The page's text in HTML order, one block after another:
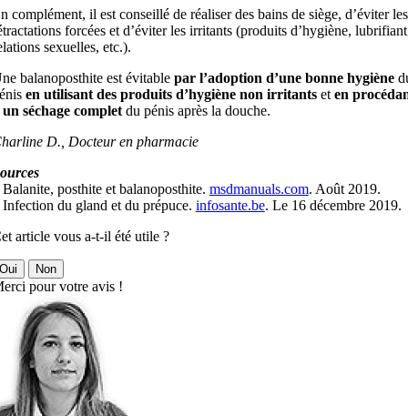
complément, il est conseillé de réaliser des bains de siège, d’éviter les
forcées et d’éviter les irritants (produits d’hygiène,
sexuelles, etc.).
balanoposthite est évitablepar l’adoption d’une bonne hygiène
en utilisant des produits d’hygiène non irritantset en
un séchage completdu pénis après la douche.
D., Docteur en pharmacie
posthite et balanoposthite. msdmanuals.com. Août 2019.
du gland et du prépuce. infosante.be. Le 16 décembre 2019.
article vous a-t-il été utile ?
Non
pour votre avis !